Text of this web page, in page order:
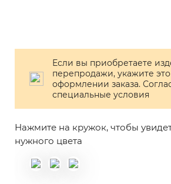
Если вы приобретаете
перепродажи, укажите
оформлении заказа.
специальные условия
Нажмите на кружок, чтобы
нужного цвета